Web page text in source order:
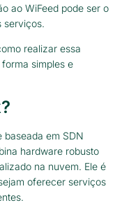
ao WiFeed pode ser o
serviços.
realizar essa
simples e
baseada em SDN
hardware robusto
na nuvem. Ele é
oferecer serviços